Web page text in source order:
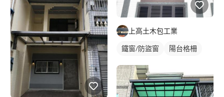
上高土木包工業
鐵窗/防盜窗 陽台格柵